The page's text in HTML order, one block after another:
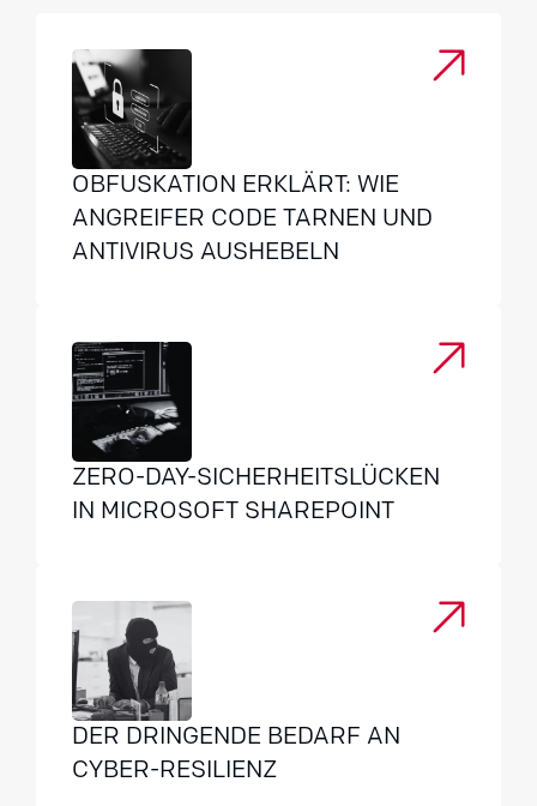
OBFUSKATION ERKLÄRT: WIE
ANGREIFER CODE TARNEN UND
ANTIVIRUS AUSHEBELN
ZERO-DAY-SICHERHEITSLÜCKEN
IN MICROSOFT SHAREPOINT
DER DRINGENDE BEDARF AN
CYBER-RESILIENZ